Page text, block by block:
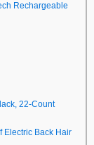
Rechargeable
22-Count
Electric Back Hair